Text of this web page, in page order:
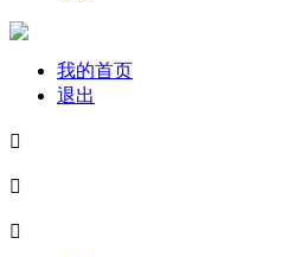
我的首页
退出


